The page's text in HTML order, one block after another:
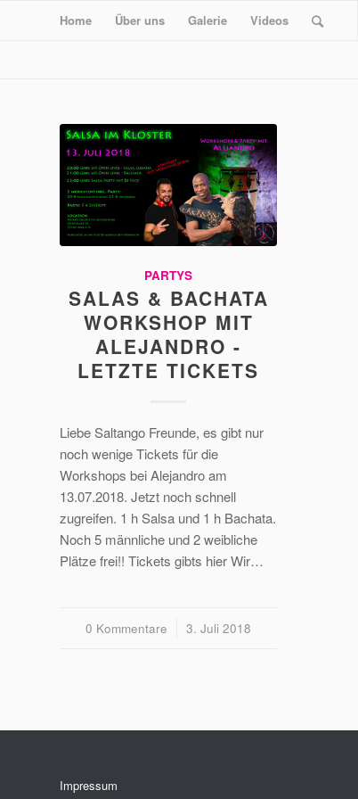
Home Über uns Galerie Videos
PARTYS
SALAS & BACHATA
WORKSHOP MIT
ALEJANDRO -
LETZTE TICKETS
Liebe Saltango Freunde, es gibt nur
noch wenige Tickets für die
Workshops bei Alejandro am
13.07.2018. Jetzt noch schnell
zugreifen. 1 h Salsa und 1 h Bachata.
Noch 5 männliche und 2 weibliche
Plätze frei!! Tickets gibts hier Wir…
0 Kommentare
/ 3. Juli 2018
Impressum